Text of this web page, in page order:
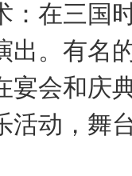
：在三国
出。有名
宴会和庆
活动，舞